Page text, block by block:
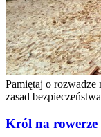
Pamiętaj o rozwadze
zasad
Król na rowerze